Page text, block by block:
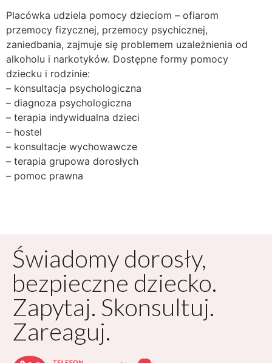
Placówka udziela pomocy dzieciom – ofiarom
przemocy fizycznej, przemocy psychicznej,
zaniedbania, zajmuje się problemem uzależnienia od
alkoholu i narkotyków. Dostępne formy pomocy
dziecku i rodzinie:
– konsultacja psychologiczna
– diagnoza psychologiczna
– terapia indywidualna dzieci
– hostel
– konsultacje wychowawcze
– terapia grupowa dorosłych
– pomoc prawna
Świadomy dorosły,
bezpieczne dziecko.
Zapytaj. Skonsultuj.
Zareaguj.